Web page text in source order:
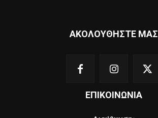
ΑΚΟΛΟΥΘΗΣΤΕ ΜΑΣ
ΕΠΙΚΟΙΝΩΝΙΑ